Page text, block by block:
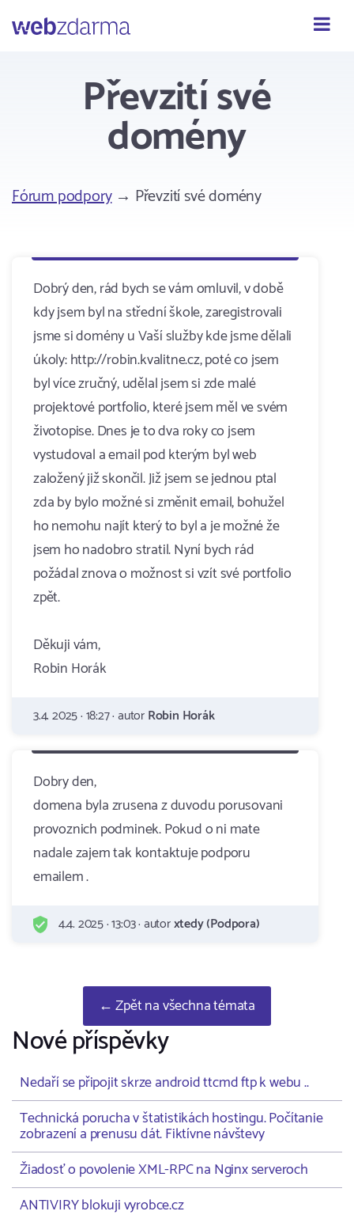
Webzdarma
Převzití své
domény
Fórum podpory→ Převzití své domény
Dobrý den, rád bych se vám omluvil, v době
kdy jsem byl na střední škole, zaregistrovali
jsme si domény u Vaší služby kde jsme dělali
úkoly: http://robin.kvalitne.cz, poté co jsem
byl více zručný, udělal jsem si zde malé
projektové portfolio, které jsem měl ve svém
životopise. Dnes je to dva roky co jsem
vystudoval a email pod kterým byl web
založený již skončil. Již jsem se jednou ptal
zda by bylo možné si změnit email, bohužel
ho nemohu najít který to byl a je možné že
jsem ho nadobro stratil. Nyní bych rád
požádal znova o možnost si vzít své portfolio
zpět.
Děkuji vám,
Robin Horák
3.4. 2025 · 18:27 · autorRobin Horák
Dobry den,
domena byla zrusena z duvodu porusovani
provoznich podminek. Pokud o ni mate
nadale zajem tak kontaktuje podporu
emailem .
4.4. 2025 · 13:03 · autorxtedy (Podpora)
← Zpět na všechna témata
Nové příspěvky
Nedaří se připojit skrze android ttcmd ftp k webu ..
Technická porucha v štatistikách hostingu. Počítanie
zobrazení a prenusu dát. Fiktívne návštevy
Žiadosť o povolenie XML-RPC na Nginx serveroch
ANTIVIRY blokuji vyrobce.cz